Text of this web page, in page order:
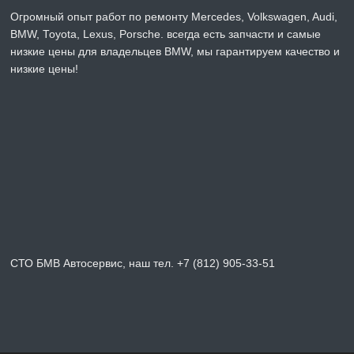
Огромный опыт работ по ремонту Mercedes, Volkswagen, Audi,
BMW, Toyota, Lexus, Porsche. всегда есть запчасти и самые
низкие цены для владельцев BMW, мы гарантируем качество и
низкие цены!
СТО БМВ Автосервис, наш тел. +7 (812) 905-33-51